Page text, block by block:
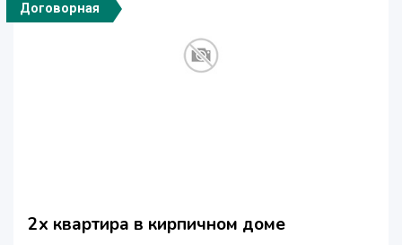
Договорная
2х квартира в кирпичном доме